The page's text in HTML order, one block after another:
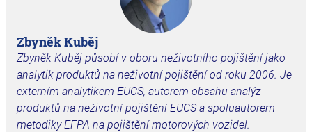
Zbyněk Kuběj
Zbyněk Kuběj působí v oboru neživotního pojištění jako
analytik produktů na neživotní pojištění od roku 2006. Je
externím analytikem EUCS, autorem obsahu analýz
produktů na neživotní pojištění EUCS a spoluautorem
metodiky EFPA na pojištění motorových vozidel.